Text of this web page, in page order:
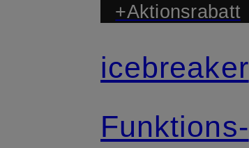
+Aktionsrabatt
icebreaker
Funktions-